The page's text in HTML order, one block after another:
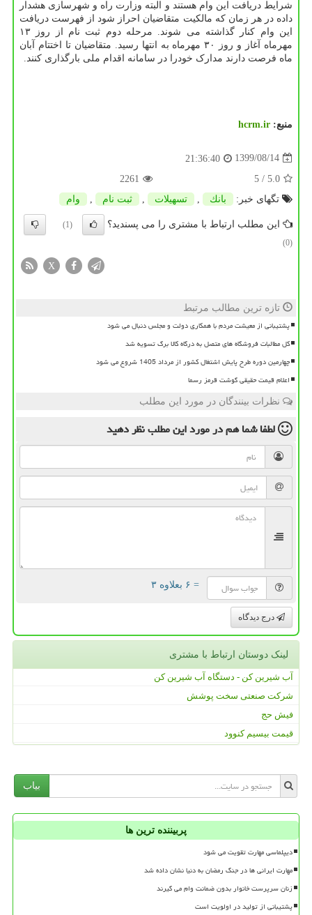
شرایط دریافت این وام هستند و البته وزارت راه و شهرسازی هشدار
داده در هر زمان که مالکیت متقاضیان احراز شود از فهرست دریافت
این وام کنار گذاشته می شوند. مرحله دوم ثبت نام از روز ۱۳
مهرماه آغاز و روز ۳۰ مهرماه به انتها رسید. متقاضیان تا اختتام آبان
ماه فرصت دارند مدارک خودرا در سامانه اقدام ملی بارگذاری کنند.
منبع: hcrm.ir
1399/08/14
21:36:40
5.0
/ 5
2261
تگهای خبر:
بانك تسهیلات ثبت نام وام
این مطلب ارتباط با مشتری را می پسندید؟
(1)
(0)
X
تازه ترین مطالب مرتبط
پشتیبانی از معیشت مردم با همکاری دولت و مجلس دنبال می شود
کل مطالبات فروشگاه های متصل به درگاه کالا برگ تسویه شد
چهارمین دوره طرح پایش اشتغال کشور از مرداد 1405 شروع می شود
اعلام قیمت حقیقی گوشت قرمز رسما
نظرات بینندگان در مورد این مطلب
لطفا شما همدر مورد این مطلبنظر دهید
= ۶ بعلاوه ۳
درج دیدگاه
لینک دوستان ارتباط با مشتری
آب شیرین کن - دستگاه آب شیرین کن
شرکت صنعتی سخت پوشش
فیش حج
قیمت بیسیم کنوود
بیاب
پربیننده ترین ها
دیپلماسی مهارت تقویت می شود
مهارت ایرانی ها در جنگ رمضان به دنیا نشان داده شد
زنان سرپرست خانوار بدون ضمانت وام می گیرند
پشتیبانی از تولید در اولویت است